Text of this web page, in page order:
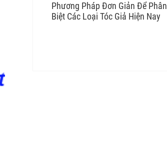
Phương Pháp Đơn Giản Để Phân
Biệt Các Loại Tóc Giả Hiện Nay